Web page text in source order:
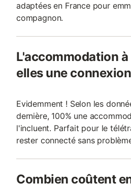
adaptées en France pour
compagnon.
L'accommodation
elles une
Evidemment ! Selon les
dernière, 100% une
l'incluent. Parfait pour le
rester connecté sans
Combien coûtent